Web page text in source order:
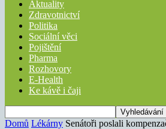
Aktuality
Zdravotnictví
Politika
Sociální věci
Pojištění
Pharma
Rozhovory
E-Health
Ke kávě i čaji
Domů Lékárny Senátoři poslali